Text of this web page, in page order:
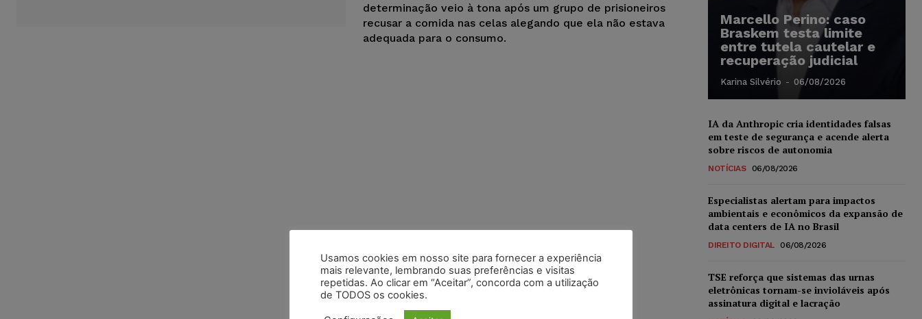
determinação veio à tona após um grupo de prisioneiros
recusar a comida nas celas alegando que ela não estava
adequada para o consumo.
Marcello Perino: caso
Braskem testa limite
entre tutela cautelar e
recuperação judicial
Karina Silvério - 06/08/2026
IA da Anthropic cria identidades falsas
em teste de segurança e acende alerta
sobre riscos de autonomia
NOTÍCIAS 06/08/2026
Especialistas alertam para impactos
ambientais e econômicos da expansão de
data centers de IA no Brasil
DIREITO DIGITAL 06/08/2026
TSE reforça que sistemas das urnas
eletrônicas tornam-se invioláveis após
assinatura digital e lacração
Usamos cookies em nosso site para fornecer a experiência
mais relevante, lembrando suas preferências e visitas
repetidas. Ao clicar em “Aceitar”, concorda com a utilização
de TODOS os cookies.